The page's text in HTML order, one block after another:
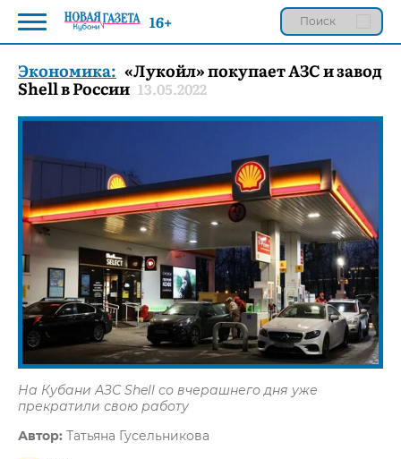
Экономика: «Лукойл» покупает АЗС и завод
Shell в России 13.05.2022
На Кубани АЗС Shell со вчерашнего дня уже
прекратили свою работу
Автор: Татьяна Гусельникова
16+